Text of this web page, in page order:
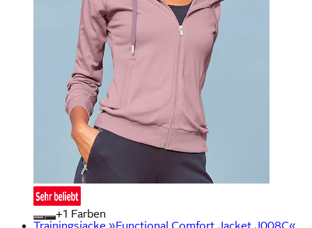
+
Farben
Trainingsjacke »Functional Comfort Jacket J008C«